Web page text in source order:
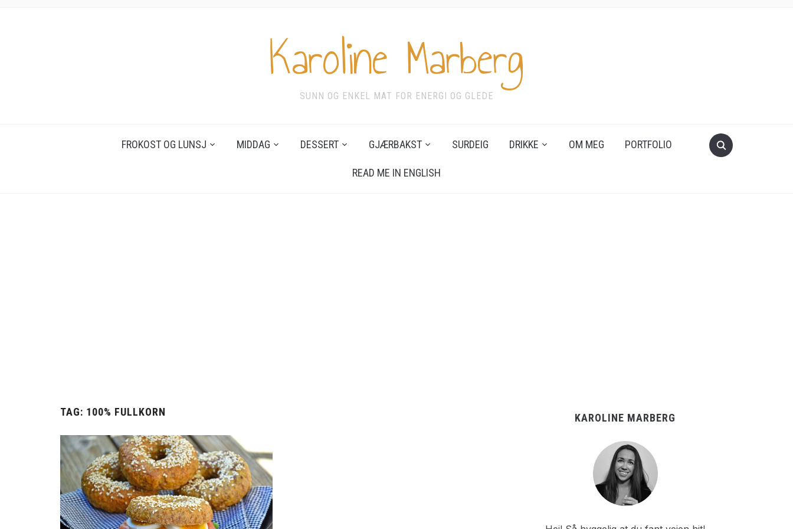
Karoline Marberg
SUNN OG ENKEL MAT FOR ENERGI OG GLEDE
FROKOST OG LUNSJ MIDDAG DESSERT GJÆRBAKST SURDEIG DRIKKE OM MEG PORTFOLIO
READ ME IN ENGLISH
TAG: 100% FULLKORN KAROLINE MARBERG